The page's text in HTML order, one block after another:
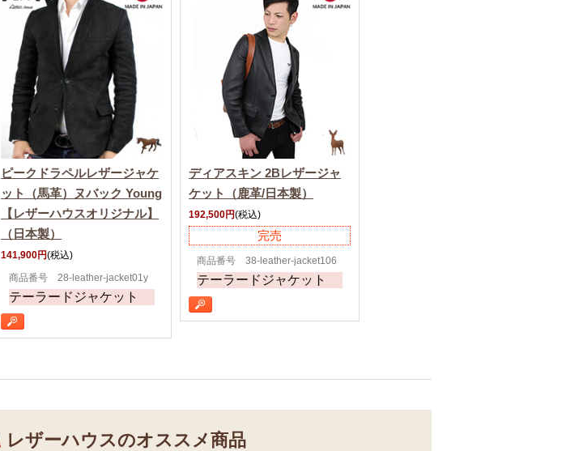
ピークドラペルレザージャケ
ット（馬革）ヌバック Young
【レザーハウスオリジナル】
（日本製）
141,900円(税込)
商品番号 28-leather-jacket01y
テーラードジャケット
ディアスキン 2Bレザージャ
ケット（鹿革/日本製）
192,500円(税込)
完売
商品番号 38-leather-jacket106
テーラードジャケット
レザーハウスのオススメ商品